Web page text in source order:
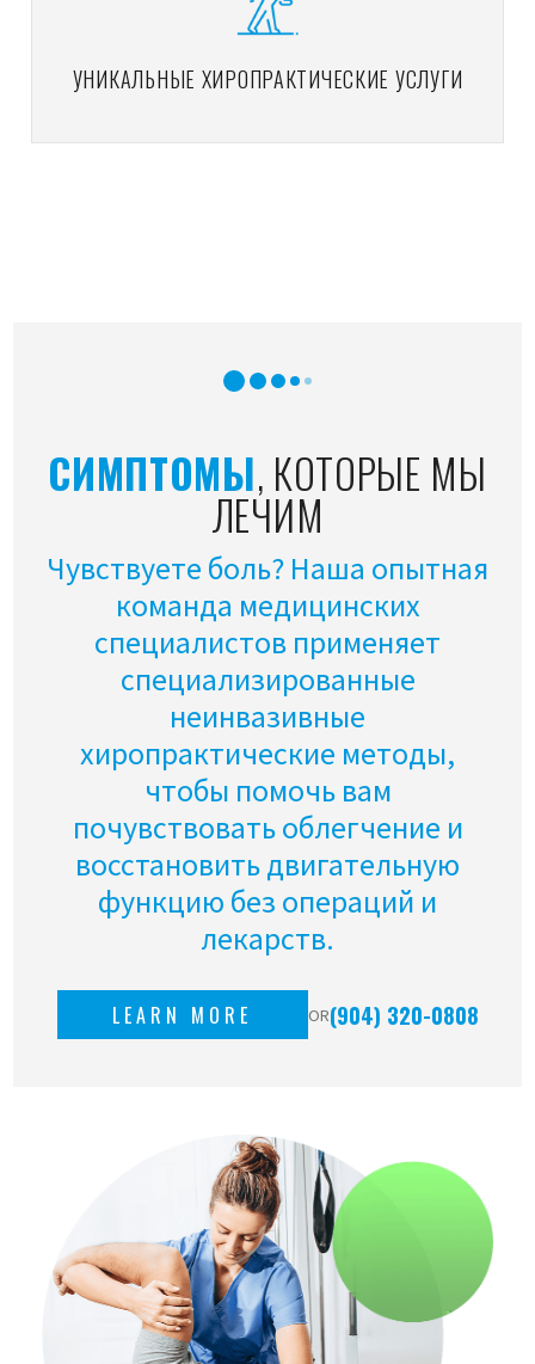
УНИКАЛЬНЫЕ ХИРОПРАКТИЧЕСКИЕ УСЛУГИ
СИМПТОМЫ, КОТОРЫЕ МЫ
ЛЕЧИМ
Чувствуете боль? Наша опытная
команда медицинских
специалистов применяет
специализированные
неинвазивные
хиропрактические методы,
чтобы помочь вам
почувствовать облегчение и
восстановить двигательную
функцию без операций и
лекарств.
LEARN MORE OR(904) 320-0808